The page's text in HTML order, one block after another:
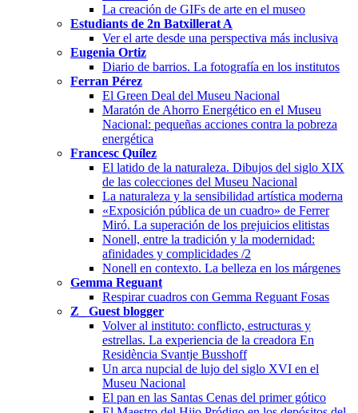
La creación de GIFs de arte en el museo
Estudiants de 2n Batxillerat A
Ver el arte desde una perspectiva más inclusiva
Eugenia Ortiz
Diario de barrios. La fotografía en los institutos
Ferran Pérez
El Green Deal del Museu Nacional
Maratón de Ahorro Energético en el Museu
Nacional: pequeñas acciones contra la pobreza
energética
Francesc Quílez
El latido de la naturaleza. Dibujos del siglo XIX
de las colecciones del Museu Nacional
La naturaleza y la sensibilidad artística moderna
«Exposición pública de un cuadro» de Ferrer
Miró. La superación de los prejuicios elitistas
Nonell, entre la tradición y la modernidad:
afinidades y complicidades /2
Nonell en contexto. La belleza en los márgenes
Gemma Reguant
Respirar cuadros con Gemma Reguant Fosas
Z_ Guest blogger
Volver al instituto: conflicto, estructuras y
estrellas. La experiencia de la creadora En
Residència Svantje Busshoff
Un arca nupcial de lujo del siglo XVI en el
Museu Nacional
El pan en las Santas Cenas del primer gótico